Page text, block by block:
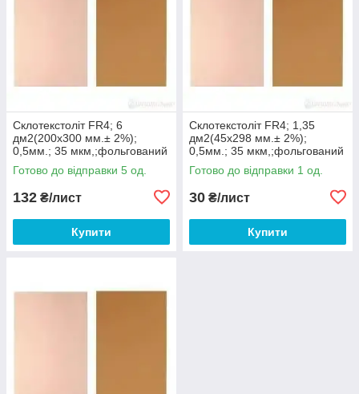
Склотекстоліт FR4; 6
дм2(200х300 мм.± 2%);
0,5мм.; 35 мкм,;фольгований
односторонній
Готово до відправки 5 од.
132 ₴/лист
Купити
Склотекстоліт FR4; 1,35
дм2(45х298 мм.± 2%);
0,5мм.; 35 мкм,;фольгований
односторонній
Готово до відправки 1 од.
30 ₴/лист
Купити